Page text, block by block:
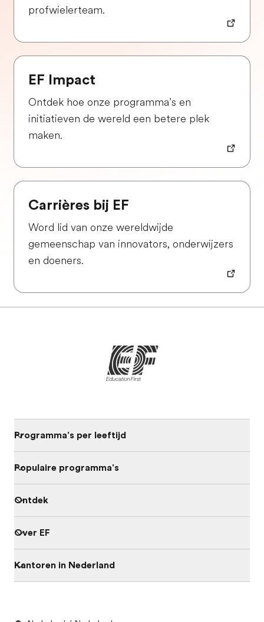
profwielerteam.
EF Impact
Ontdek hoe onze programma’s en
initiatieven de wereld een betere plek
maken.
Carrières bij EF
Word lid van onze wereldwijde
gemeenschap van innovators, onderwijzers
en doeners.
Programma's per leeftijd
Populaire programma's
Ontdek
Over EF
Kantoren in Nederland